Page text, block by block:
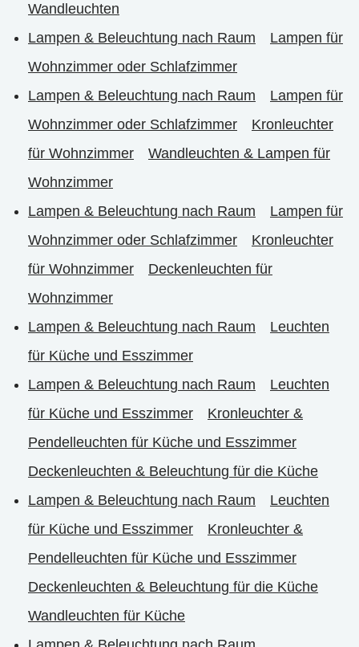
Wandleuchten
Lampen & Beleuchtung nach Raum
Lampen für
Wohnzimmer oder Schlafzimmer
Lampen & Beleuchtung nach Raum
Lampen für
Wohnzimmer oder Schlafzimmer
Kronleuchter
für Wohnzimmer
Wandleuchten & Lampen für
Wohnzimmer
Lampen & Beleuchtung nach Raum
Lampen für
Wohnzimmer oder Schlafzimmer
Kronleuchter
für Wohnzimmer
Deckenleuchten für
Wohnzimmer
Lampen & Beleuchtung nach Raum
Leuchten
für Küche und Esszimmer
Lampen & Beleuchtung nach Raum
Leuchten
für Küche und Esszimmer
Kronleuchter &
Pendelleuchten für Küche und Esszimmer
Deckenleuchten & Beleuchtung für die Küche
Lampen & Beleuchtung nach Raum
Leuchten
für Küche und Esszimmer
Kronleuchter &
Pendelleuchten für Küche und Esszimmer
Deckenleuchten & Beleuchtung für die Küche
Wandleuchten für Küche